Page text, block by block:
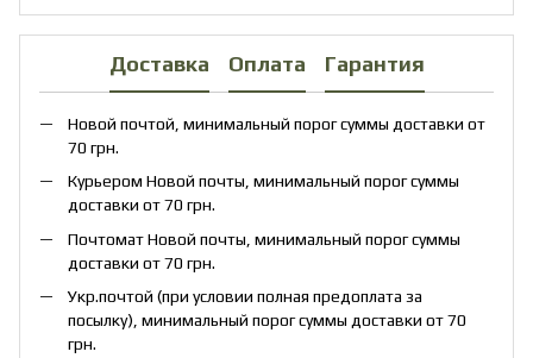
Доставка Оплата Гарантия
Новой почтой, минимальный порог суммы доставки от
70 грн.
Курьером Новой почты, минимальный порог суммы
доставки от 70 грн.
Почтомат Новой почты, минимальный порог суммы
доставки от 70 грн.
Укр.почтой (при условии полная предоплата за
посылку), минимальный порог суммы доставки от 70
грн.